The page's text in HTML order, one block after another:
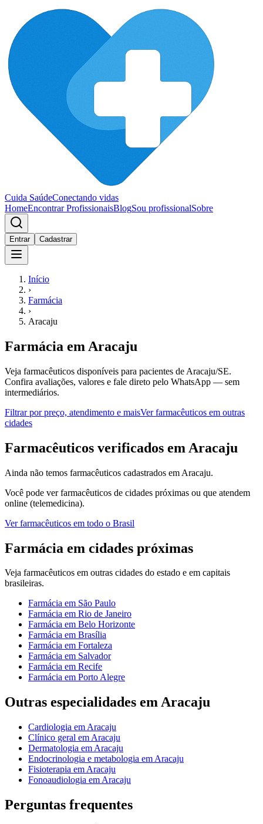
Cuida SaúdeConectando vidas
HomeEncontrar ProfissionaisBlogSou profissionalSobre
Entrar Cadastrar
Início
›
Farmácia
›
Aracaju
Farmácia em Aracaju
Veja farmacêuticos disponíveis para pacientes de Aracaju/SE.
Confira avaliações, valores e fale direto pelo WhatsApp — sem
intermediários.
Filtrar por preço, atendimento e maisVerfarmacêuticos em outras
cidades
Farmacêuticos verificados em Aracaju
Ainda não temos farmacêuticos cadastrados em Aracaju.
Você pode verfarmacêuticos de cidades próximas ou que atendem
online (telemedicina).
Verfarmacêuticos em todo o Brasil
Farmácia em cidades próximas
Veja farmacêuticos em outras cidades do estado e em capitais
brasileiras.
Farmácia em São Paulo
Farmácia em Rio de Janeiro
Farmácia em Belo Horizonte
Farmácia em Brasília
Farmácia em Fortaleza
Farmácia em Salvador
Farmácia em Recife
Farmácia em Porto Alegre
Outras especialidades emAracaju
Cardiologia em Aracaju
Clínico geral em Aracaju
Dermatologia em Aracaju
Endocrinologia e metabologia em Aracaju
Fisioterapia em Aracaju
Fonoaudiologia em Aracaju
Perguntas frequentes